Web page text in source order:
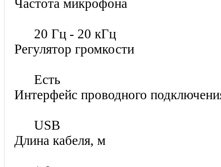
Частота микрофона
20 Гц - 20 кГц
Регулятор громкости
Есть
Интерфейс проводного
USB
Длина кабеля, м